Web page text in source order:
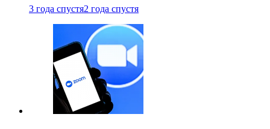
3 года спустя2 года спустя